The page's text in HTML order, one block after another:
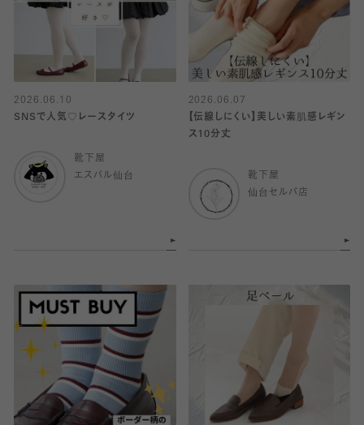
2026.06.10
SNSで人気♡レースタイツ
靴下屋
エスパル仙台
2026.06.07
【伝線しにくい】美しい素肌感レギン
ス10分丈
靴下屋
仙台セルバ店